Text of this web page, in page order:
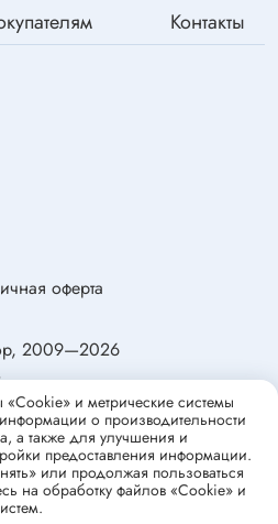
Контакты
2009—2026
персональных данных
оферта
и метрические системы
о производительности
а также для улучшения и
предоставления информации.
или продолжая пользоваться
на обработку файлов «Cookie» и